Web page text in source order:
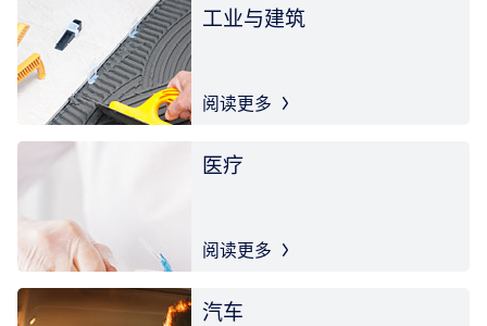
工业与建筑
阅读更多
医疗
阅读更多
汽车